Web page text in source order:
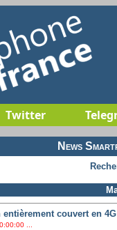
Twitter
News
couvert en 4G
...